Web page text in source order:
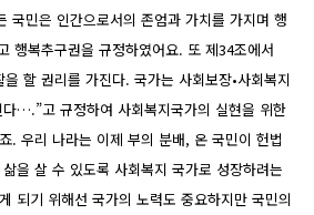
국민은 인간으로서의 존엄과 가치를 가지며 행
행복추구권을 규정하였어요. 또 제34조에서
할 권리를 가진다. 국가는 사회보장•사회복지
….”고 규정하여 사회복지국가의 실현을 위한
. 우리 나라는 이제 부의 분배, 온 국민이 헌법
을 살 수 있도록 사회복지 국가로 성장하려는
되기 위해선 국가의 노력도 중요하지만 국민의